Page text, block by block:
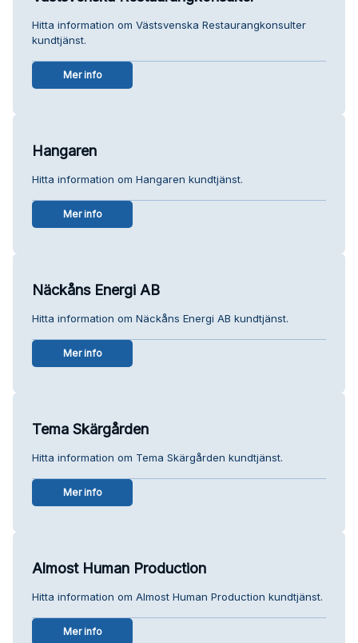
Hitta information om Västsvenska Restaurangkonsulter
kundtjänst.
Mer info
Hangaren
Hitta information om Hangaren kundtjänst.
Mer info
Näckåns Energi AB
Hitta information om Näckåns Energi AB kundtjänst.
Mer info
Tema Skärgården
Hitta information om Tema Skärgården kundtjänst.
Mer info
Almost Human Production
Hitta information om Almost Human Production kundtjänst.
Mer info